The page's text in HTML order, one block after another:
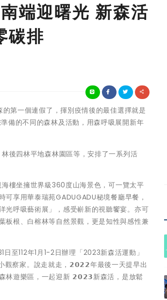
端迎曙光 新森活
碳排
第一個連假了，揮別疫情後的最佳選擇就是
備的不同的森林及活動，用森呼吸展開新年
後四林平地森林園區等，安排了一系列活
樓坐擁世界級360度山海景色，可一覽太平
享用華泰瑞苑GADUGADU秘境餐廳早餐，
光呼吸藝術展」，感受嶄新的視聽饗宴。亦可
板根、白榕林等自然景觀，更是知性與感性兼
至112年1月1-2日辦理「2023新森活運動」
觀察家。說走就走，𝟮𝟬𝟮𝟮年最後一天提早出
林遊樂區，一起迎新 𝟮𝟬𝟮𝟯新森活，是放鬆